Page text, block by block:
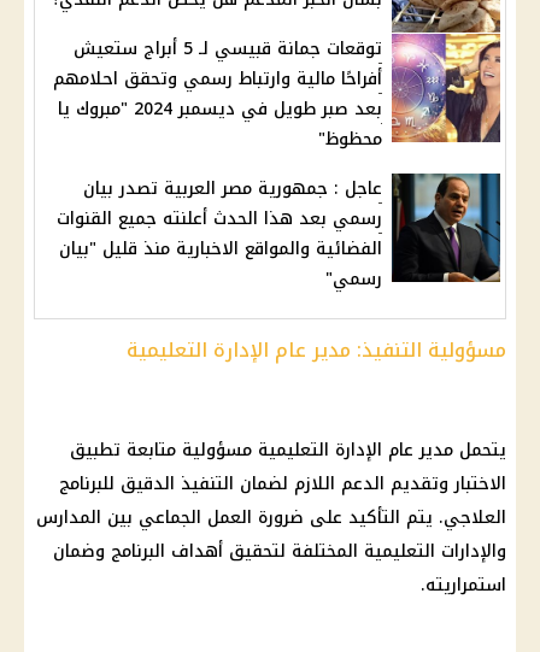
توقعات جمانة قبيسي لـ 5 أبراج ستعيش
أفراحًا مالية وارتباط رسمي وتحقق احلامهم
بعد صبر طويل في ديسمبر 2024 "مبروك يا
محظوظ"
عاجل : جمهورية مصر العربية تصدر بيان
رسمي بعد هذا الحدث أعلنته جميع القنوات
الفضائية والمواقع الاخبارية منذ قليل "بيان
رسمي"
مسؤولية التنفيذ: مدير عام الإدارة التعليمية
يتحمل مدير عام الإدارة التعليمية مسؤولية متابعة تطبيق
الاختبار وتقديم الدعم اللازم لضمان التنفيذ الدقيق للبرنامج
العلاجي. يتم التأكيد على ضرورة العمل الجماعي بين المدارس
والإدارات التعليمية المختلفة لتحقيق أهداف البرنامج وضمان
استمراريته.